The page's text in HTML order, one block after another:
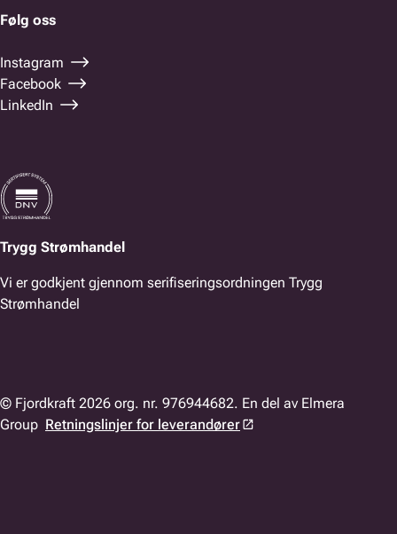
Følg oss
Instagram
Facebook
LinkedIn
Trygg Strømhandel
Vi er godkjent gjennom serifiseringsordningen Trygg
Strømhandel
© Fjordkraft 2026 org. nr. 976944682. En del av Elmera
Group Retningslinjer for leverandører